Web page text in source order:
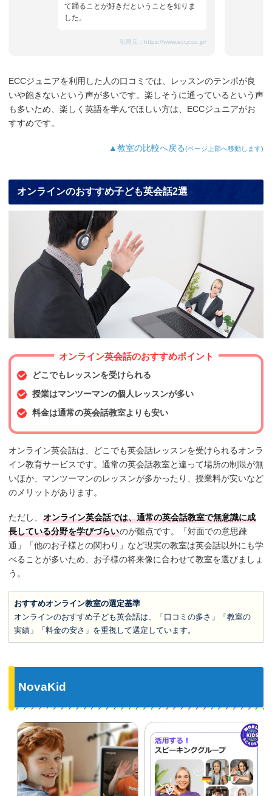
て踊ることが好きだということを知りま
した。
引用元： https://www.eccjr.co.jp/
ECCジュニアを利用した人の口コミでは、レッスンのテンポが良
いや飽きないという声が多いです。楽しそうに通っているという声
も多いため、楽しく英語を学んでほしい方は、ECCジュニアがお
すすめです。
▲教室の比較へ戻る(ページ上部へ移動します)
オンラインのおすすめ子ども英会話2選
オンライン英会話のおすすめポイント
どこでもレッスンを受けられる
授業はマンツーマンの個人レッスンが多い
料金は通常の英会話教室よりも安い
オンライン英会話は、どこでも英会話レッスンを受けられるオンラ
イン教育サービスです。通常の英会話教室と違って場所の制限が無
いほか、マンツーマンのレッスンが多かったり、授業料が安いなど
のメリットがあります。
ただし、 オンライン英会話では、通常の英会話教室で無意識に成
長している分野を学びづらいのが難点です。「対面での意思疎
通」「他のお子様との関わり」など現実の教室は英会話以外にも学
べることが多いため、お子様の将来像に合わせて教室を選びましょ
う。
おすすめオンライン教室の選定基準
オンラインのおすすめ子ども英会話は、「口コミの多さ」「教室の
実績」「料金の安さ」を重視して選定しています。
NovaKid